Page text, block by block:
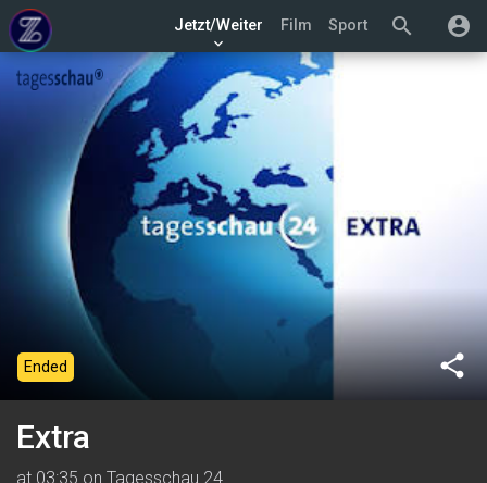
search account_circle
Jetzt/Weiter
keyboard_arrow_down
Film Sport
share
Ended
Extra
at 03:35 on Tagesschau 24